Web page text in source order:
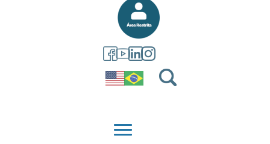
QUEM SOMOS